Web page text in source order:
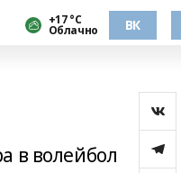
+17 °С
Облачно ВК
в волейбол